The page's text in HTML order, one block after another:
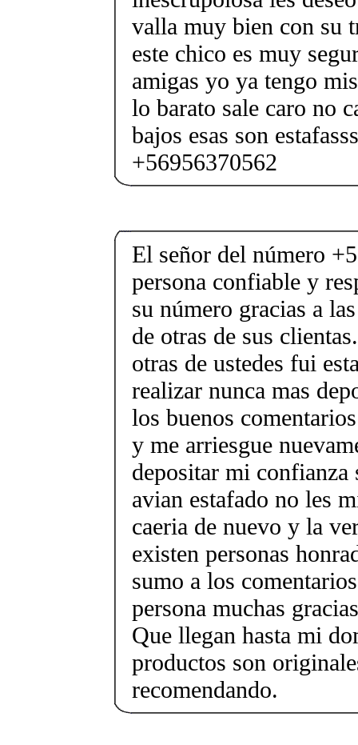
valla muy bien con su
este chico es muy
amigas yo ya tengo
lo barato sale caro no
bajos esas son
+56956370562
El señor del número
persona confiable y
su número gracias a
de otras de sus
otras de ustedes fui
realizar nunca mas
los buenos
y me arriesgue
depositar mi confianza
avian estafado no les
caeria de nuevo y la
existen personas
sumo a los
persona muchas
Que llegan hasta mi
productos son
recomendando.